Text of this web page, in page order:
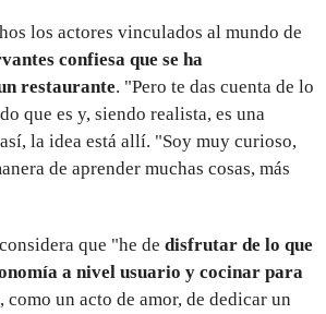
los actores vinculados al mundo de
confiesa que se ha
restaurante. "Pero te das cuenta de lo
que es y, siendo realista, es una
la idea está allí. "Soy muy curioso,
de aprender muchas cosas, más
que "he de disfrutar de lo que
a nivel usuario y cocinar para
, como un acto de amor, de dedicar un